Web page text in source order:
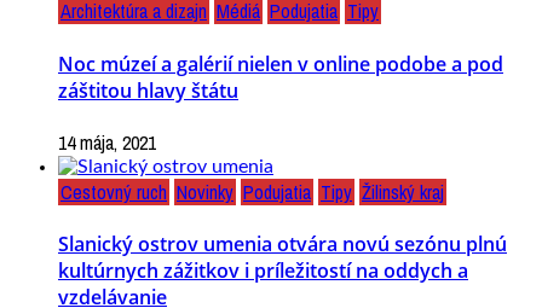
Architektúra a dizajn Médiá Podujatia Tipy
Noc múzeí a galérií nielen v online podobe a pod
záštitou hlavy štátu
14 mája, 2021
Cestovný ruch Novinky Podujatia Tipy Žilinský kraj
Slanický ostrov umenia otvára novú sezónu plnú
kultúrnych zážitkov i príležitostí na oddych a
vzdelávanie